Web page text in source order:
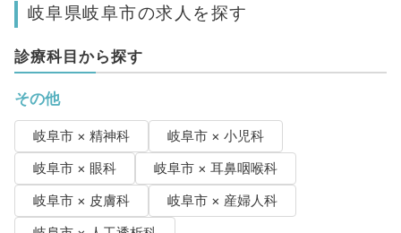
岐阜県岐阜市の求人を探す
診療科目から探す
その他
岐阜市 × 精神科
岐阜市 × 小児科
岐阜市 × 眼科
岐阜市 × 耳鼻咽喉科
岐阜市 × 皮膚科
岐阜市 × 産婦人科